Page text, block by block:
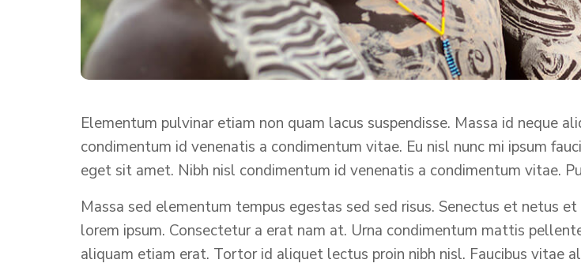
Elementum pulvinar etiam non quam lacus suspendisse. Massa id neque
condimentum id venenatis a condimentum vitae. Eu nisl nunc mi ipsum
eget sit amet. Nibh nisl condimentum id venenatis a condimentum vitae.
Massa sed elementum tempus egestas sed sed risus. Senectus et netus
lorem ipsum. Consectetur a erat nam at. Urna condimentum mattis
aliquam etiam erat. Tortor id aliquet lectus proin nibh nisl. Faucibus vitae